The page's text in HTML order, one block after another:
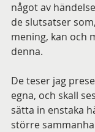
något av
de slutsatser
mening, kan och
denna.
De teser jag
egna, och skall
sätta in enstaka
större